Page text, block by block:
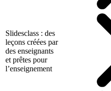
Slidesclass : des
leçons créées par
des enseignants
et prêtes pour
l’enseignement